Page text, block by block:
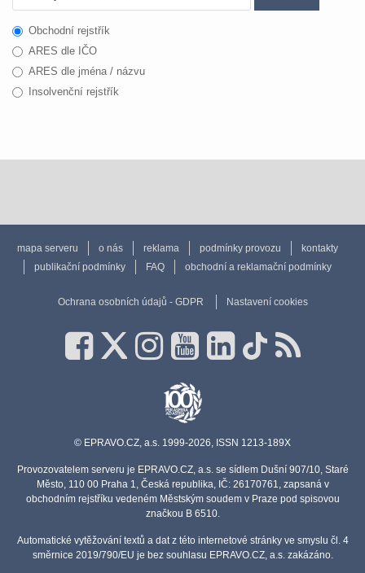
Obchodní rejstřík
ARES dle IČO
ARES dle jména / názvu
Insolvenční rejstřík
mapa serveru o nás reklama podmínky provozu
kontakty
publikační podmínky
FAQ obchodní a reklamační podmínky
Ochrana osobních údajů - GDPR Nastavení cookies
© EPRAVO.CZ, a.s. 1999-2026, ISSN 1213-189X
Provozovatelem serveru je EPRAVO.CZ, a.s. se sídlem Dušní 907/10, Staré
Město, 110 00 Praha 1, Česká republika, IČ: 26170761, zapsaná v
obchodním rejstříku vedeném Městským soudem v Praze pod spisovou
značkou B 6510.
Automatické vytěžování textů a dat z této internetové stránky ve smyslu čl. 4
směrnice 2019/790/EU je bez souhlasu EPRAVO.CZ, a.s. zakázáno.